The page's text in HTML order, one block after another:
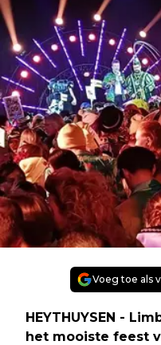
Voeg toe als
HEYTHUYSEN -
het mooiste feest